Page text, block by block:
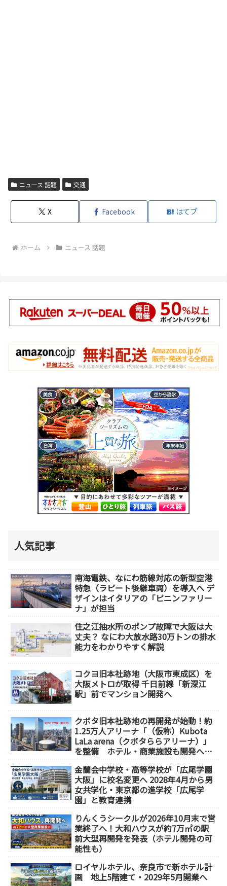
ニュース 話題 交通
X Facebook はてブ
ホーム ニュース 話題
人気記事
南海電鉄、なにわ筋線対応の新型空港
特急（ラピート後継車両）を導入へ デ
ザインはイタリアの「ピニンファリー
ナ」が担当
住之江抽水所のポンプ故障で大阪は大
丈夫？ なにわ大放水路30万トンの排水
能力をわかりやすく解説
コクヨ旧本社跡地（大阪市東成区）を
大阪メトロが取得 千日前線「新深江
駅」前でマンション開発へ
クボタ旧本社跡地の再開発が始動！約
1.25万人アリーナ「（仮称）Kubota
LaLa arena（クボタららアリーナ）」
を整備 ホテル・商業施設も開発へ
金蘭会中学校・高等学校が「広尾学園
大阪」に校名変更へ 2028年4月から男
女共学化・東京都の進学校「広尾学
園」と教育連携
りんくうシークルが2026年10月末で営
業終了へ！大和ハウスが約7万㎡の駅
前大型再開発を発表（ホテル開発の可
能性も）
ロイヤルホテル、奈良市で新ホテル計
画 地上5階建て・2029年5月開業へ